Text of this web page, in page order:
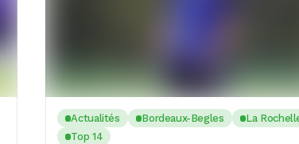
Actualités Bordeaux-Begles
La
Top 14